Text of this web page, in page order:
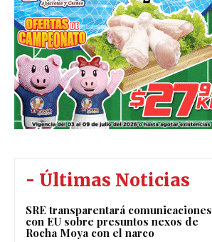
- Últimas Noticias
SRE transparentará comunicaciones
con EU sobre presuntos nexos de
Rocha Moya con el narco